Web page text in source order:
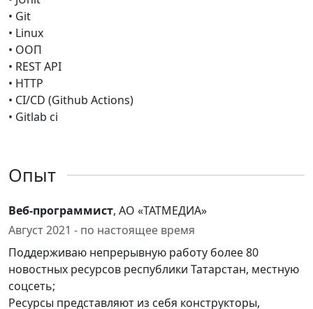
• Git
• Linux
• ООП
• REST API
• HTTP
• CI/CD (Github Actions)
• Gitlab ci
Опыт
Веб-программист, АО «ТАТМЕДИА»
Август 2021 - по настоящее время
Поддерживаю непрерывную работу более 80
новостных ресурсов республики Татарстан, местную
соцсеть;
Ресурсы представляют из себя конструкторы,